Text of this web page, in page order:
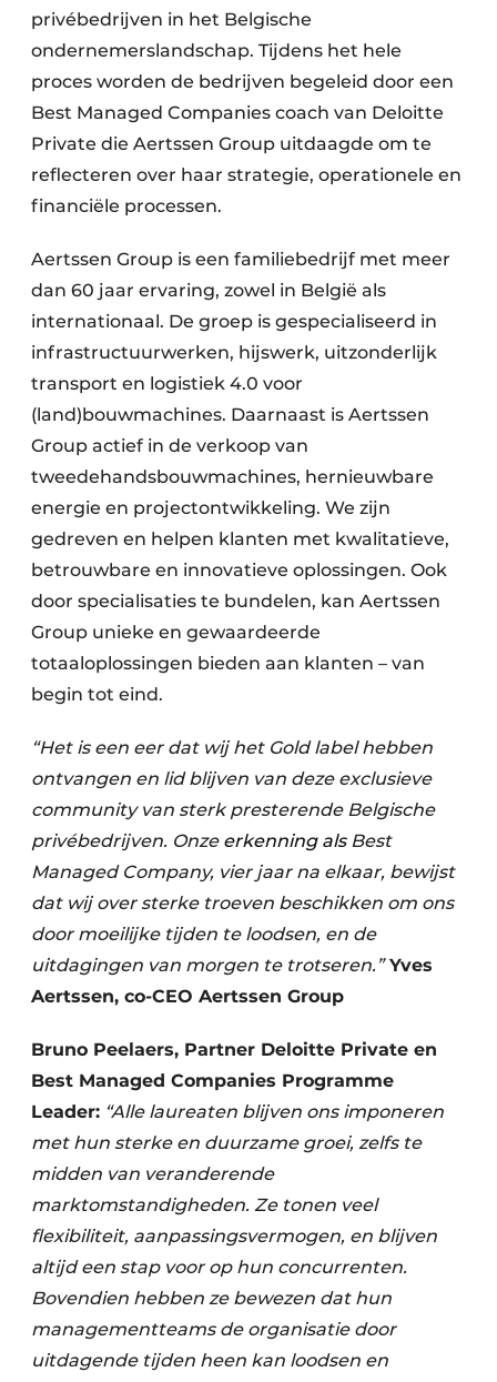
privébedrijven in het Belgische
ondernemerslandschap. Tijdens het hele
proces worden de bedrijven begeleid door een
Best Managed Companies coach van Deloitte
Private die Aertssen Group uitdaagde om te
reflecteren over haar strategie, operationele en
financiële processen.
Aertssen Group is een familiebedrijf met meer
dan 60 jaar ervaring, zowel in België als
internationaal. De groep is gespecialiseerd in
infrastructuurwerken, hijswerk, uitzonderlijk
transport en logistiek 4.0 voor
(land)bouwmachines. Daarnaast is Aertssen
Group actief in de verkoop van
tweedehandsbouwmachines, hernieuwbare
energie en projectontwikkeling. We zijn
gedreven en helpen klanten met kwalitatieve,
betrouwbare en innovatieve oplossingen. Ook
door specialisaties te bundelen, kan Aertssen
Group unieke en gewaardeerde
totaaloplossingen bieden aan klanten – van
begin tot eind.
“Het is een eer dat wij het Gold label hebben
ontvangen en lid blijven van deze exclusieve
community van sterk presterende Belgische
privébedrijven. Onze erkenning alsBest
Managed Company, vier jaar na elkaar, bewijst
dat wij over sterke troeven beschikken om ons
door moeilijke tijden te loodsen, en de
uitdagingen van morgen te trotseren.”Yves
Aertssen, co-CEO Aertssen Group
Bruno Peelaers, Partner Deloitte Private en
Best Managed Companies Programme
Leader: “Alle laureaten blijven ons imponeren
met hun sterke en duurzame groei, zelfs te
midden van veranderende
marktomstandigheden. Ze tonen veel
flexibiliteit, aanpassingsvermogen, en blijven
altijd een stap voor op hun concurrenten.
Bovendien hebben ze bewezen dat hun
managementteams de organisatie door
uitdagende tijden heen kan loodsen en